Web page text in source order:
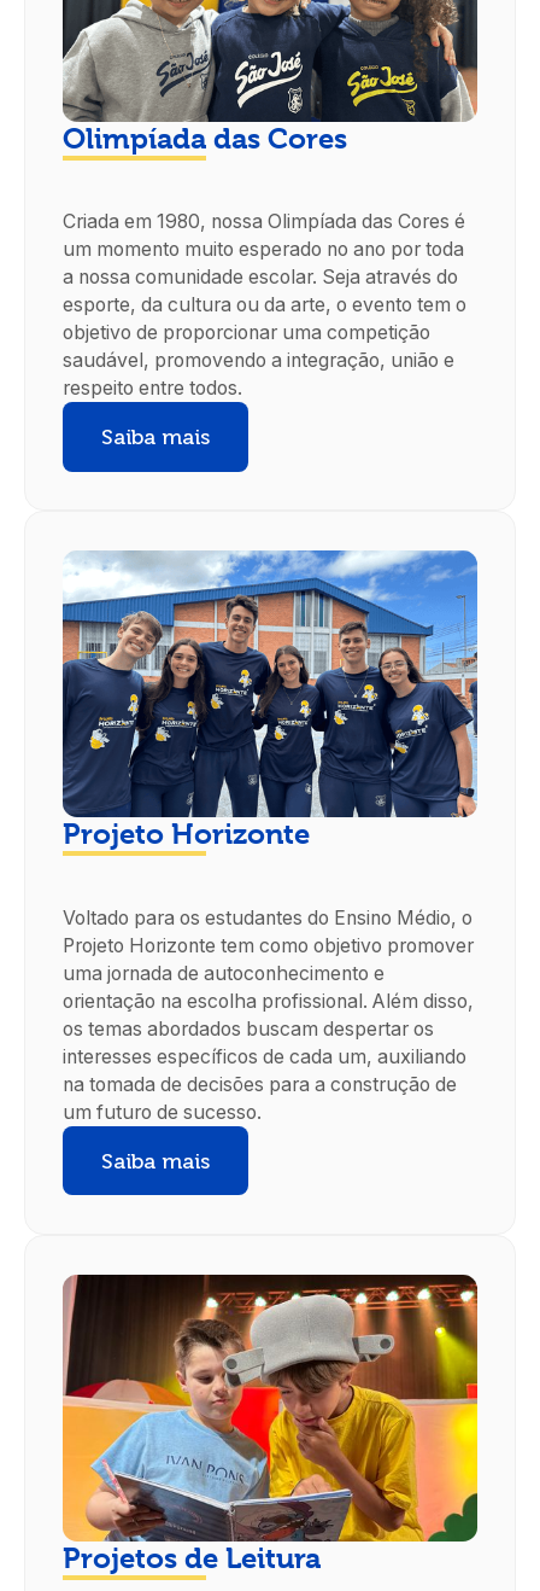
Olimpíada das Cores
Criada em 1980, nossa Olimpíada das Cores é
um momento muito esperado no ano por toda
a nossa comunidade escolar. Seja através do
esporte, da cultura ou da arte, o evento tem o
objetivo de proporcionar uma competição
saudável, promovendo a integração, união e
respeito entre todos.
Saiba mais
Projeto Horizonte
Voltado para os estudantes do Ensino Médio, o
Projeto Horizonte tem como objetivo promover
uma jornada de autoconhecimento e
orientação na escolha profissional. Além disso,
os temas abordados buscam despertar os
interesses específicos de cada um, auxiliando
na tomada de decisões para a construção de
um futuro de sucesso.
Saiba mais
Projetos de Leitura